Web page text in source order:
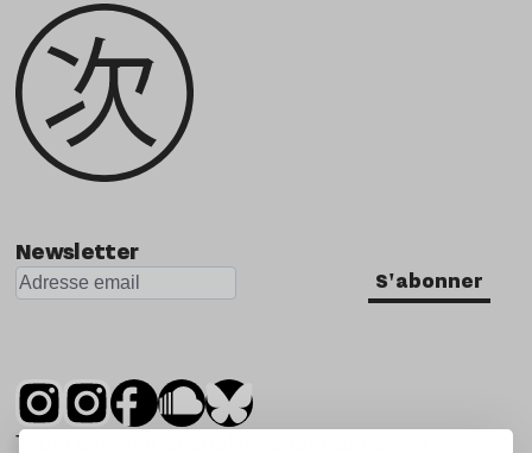
Newsletter
S'abonner
Tsugi est un mensuel indépendant sur la